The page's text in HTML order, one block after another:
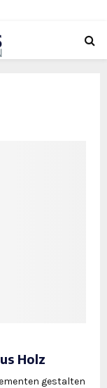
Holz
gestalten